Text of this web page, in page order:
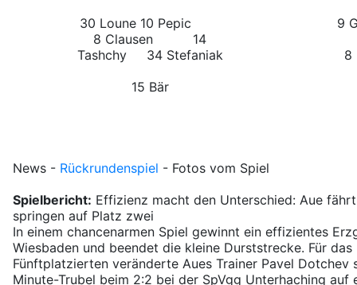
30 Loune 10 Pepic
8 Clausen 14
Tashchy 34 Stefaniak
15 Bär
9
8
News - Rückrundenspiel - Fotos vom Spiel
Spielbericht: Effizienz macht den Unterschied: Aue
springen auf Platz zwei
In einem chancenarmen Spiel gewinnt ein effizientes
Wiesbaden und beendet die kleine Durststrecke. Für
Fünftplatzierten veränderte Aues Trainer Pavel
Minute-Trubel beim 2:2 bei der SpVgg Unterhaching auf